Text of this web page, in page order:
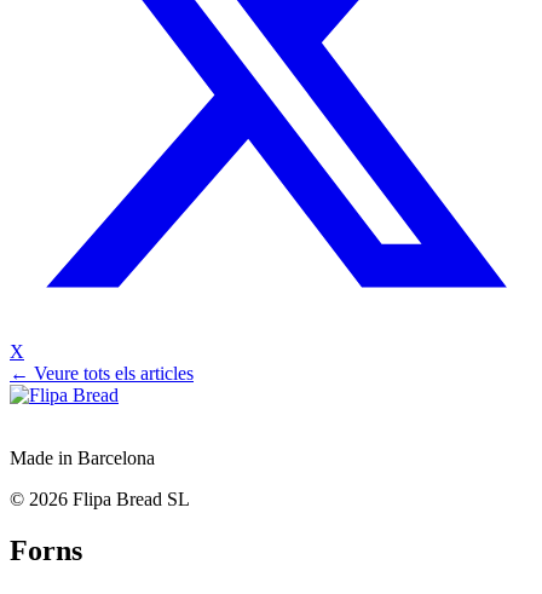
X
← Veure tots els articles
Made in Barcelona
© 2026 Flipa Bread SL
Forns